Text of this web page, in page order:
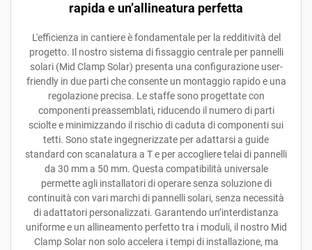
rapida e un’allineatura perfetta
L'efficienza in cantiere è fondamentale per la redditività del
progetto. Il nostro sistema di fissaggio centrale per pannelli
solari (Mid Clamp Solar) presenta una configurazione user-
friendly in due parti che consente un montaggio rapido e una
regolazione precisa. Le staffe sono progettate con
componenti preassemblati, riducendo il numero di parti
sciolte e minimizzando il rischio di caduta di componenti sui
tetti. Sono state ingegnerizzate per adattarsi a guide
standard con scanalatura a T e per accogliere telai di pannelli
da 30 mm a 50 mm. Questa compatibilità universale
permette agli installatori di operare senza soluzione di
continuità con vari marchi di pannelli solari, senza necessità
di adattatori personalizzati. Garantendo un’interdistanza
uniforme e un allineamento perfetto tra i moduli, il nostro Mid
Clamp Solar non solo accelera i tempi di installazione, ma